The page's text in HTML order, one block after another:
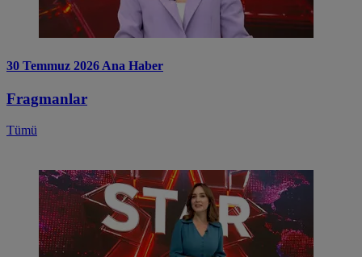
30 Temmuz 2026 Ana Haber
Fragmanlar
Tümü